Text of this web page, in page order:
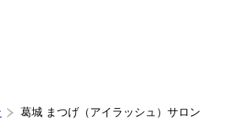
葛城 まつげ（アイラッシュ）サロン